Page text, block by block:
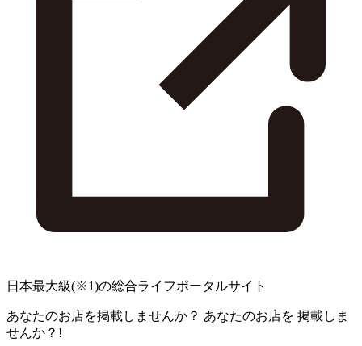
日本最大級(※1)の総合ライフポータルサイト
あなたのお店を掲載しませんか？ あなたのお店を 掲載しま
せんか？!